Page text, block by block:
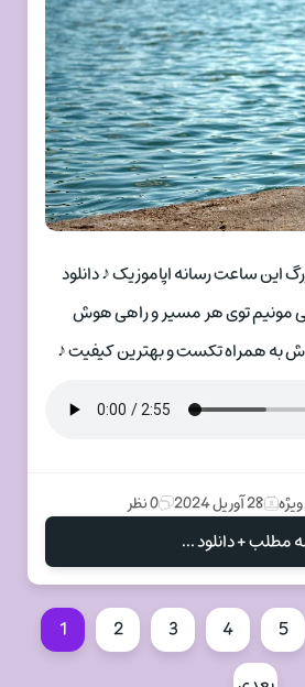
این ساعت رسانه اپاموزیک ♪ دانلود
مونیم توی هر مسیر و راهی هوش
به همراه تکست و بهترین کیفیت ♪
28 آوریل 2024 0 نظر
مطلب + دانلود ...
1 2 3 4 5